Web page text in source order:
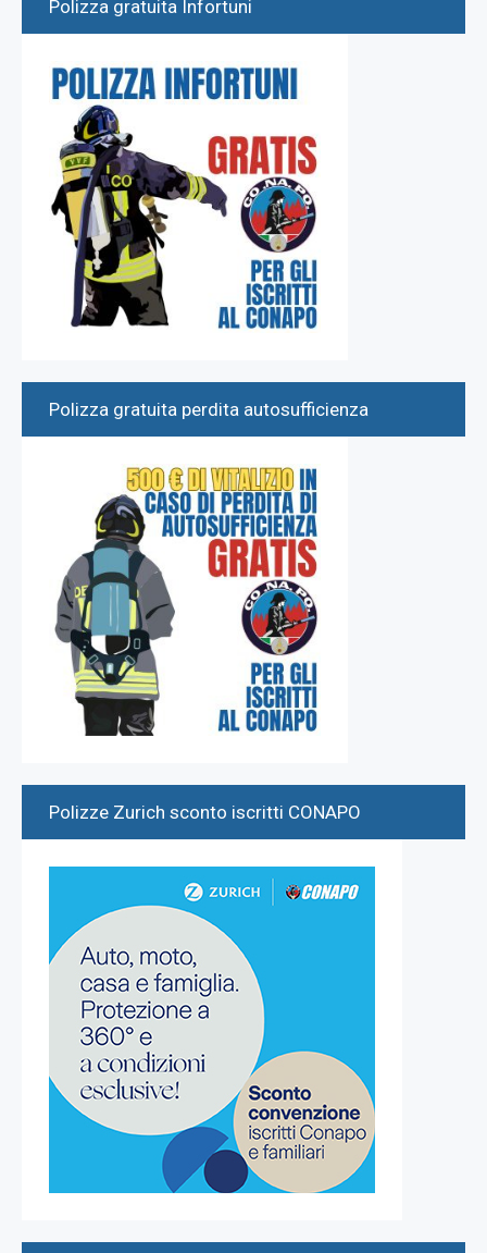
Polizza gratuita Infortuni
Polizza gratuita perdita autosufficienza
Polizze Zurich sconto iscritti CONAPO